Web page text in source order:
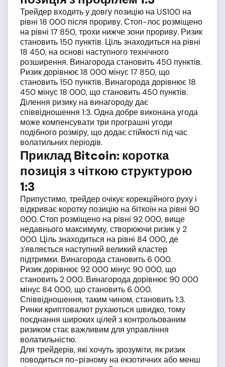
Трейдер входить у довгу позицію на US100 на
рівні 18 000 після прориву. Стоп-лос розміщено
на рівні 17 850, трохи нижче зони прориву. Ризик
становить 150 пунктів. Ціль знаходиться на рівні
18 450, на основі наступного технічного
розширення. Винагорода становить 450 пунктів.
Ризик дорівнює 18 000 мінус 17 850, що
становить 150 пунктів. Винагорода дорівнює 18
450 мінус 18 000, що становить 450 пунктів.
Ділення ризику на винагороду дає
співвідношення 1:3. Одна добре виконана угода
може компенсувати три програшні угоди
подібного розміру, що додає стійкості під час
волатильних періодів.
Приклад Bitcoin: коротка
позиція з чіткою структурою
1:3
Припустимо, трейдер очікує корекційного руху і
відкриває коротку позицію на біткоїн на рівні 90
000. Стоп розміщено на рівні 92 000, вище
недавнього максимуму, створюючи ризик у 2
000. Ціль знаходиться на рівні 84 000, де
з'являється наступний великий кластер
підтримки. Винагорода становить 6 000.
Ризик дорівнює 92 000 мінус 90 000, що
становить 2 000. Винагорода дорівнює 90 000
мінус 84 000, що становить 6 000.
Співвідношення, таким чином, становить 1:3.
Ринки криптовалют рухаються швидко, тому
поєднання широких цілей з контрольованим
ризиком стає важливим для управління
волатильністю.
Для трейдерів, які хочуть зрозуміти, як ризик
поводиться по-різному на екзотичних або менш